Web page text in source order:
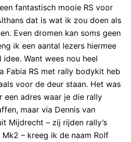
fantastisch mooie RS voor
dat is wat ik zou doen als
Even dromen kan soms geen
ik een aantal lezers hiermee
Want wees nou heel
Fabia RS met rally bodykit heb
voor de deur staan. Het was
een adres waar je die rally
maar via Dennis van
Mijdrecht – zij rijden rally’s
– kreeg ik de naam Rolf